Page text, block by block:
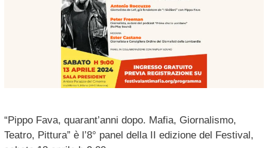
“Pippo Fava, quarant’anni dopo. Mafia, Giornalismo,
Teatro, Pittura” è l’8° panel della II edizione del Festival,